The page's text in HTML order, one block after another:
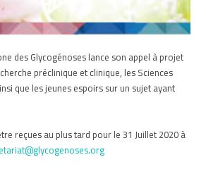
des Glycogénoses lance son appel à projet
préclinique et clinique, les Sciences
que les jeunes espoirs sur un sujet ayant
reçues au plus tard pour le 31 Juillet 2020 à